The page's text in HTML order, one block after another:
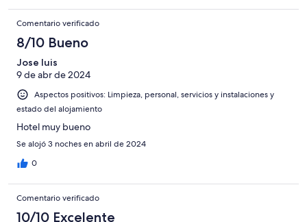
Comentario verificado
8/10 Bueno
Jose luis
9 de abr de 2024
Aspectos positivos: Limpieza, personal, servicios y instalaciones y
estado del alojamiento
Hotel muy bueno
Se alojó 3 noches en abril de 2024
0
Comentario verificado
10/10 Excelente